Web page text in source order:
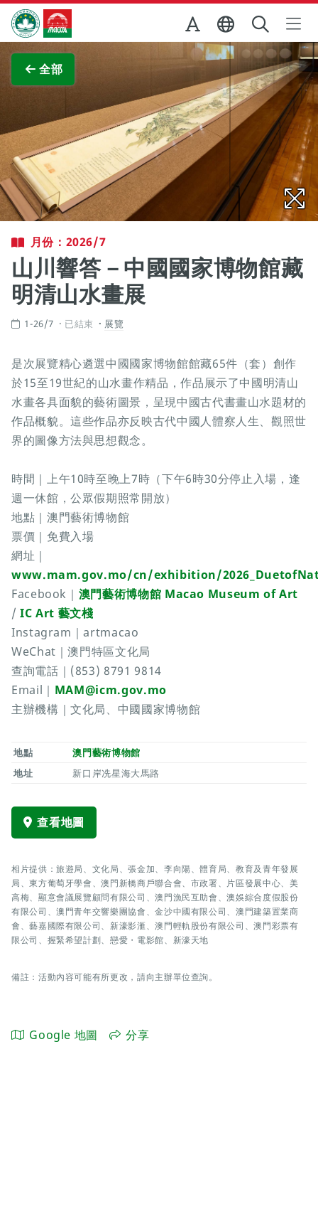
跳至主内容
澳門特別行政區政府旅遊局
全部
查看原圖
月份：2026/7
山川響答－中國國家博物館藏
明清山水畫展
1-26/7 已結束 展覽
是次展覽精心遴選中國國家博物館館藏65件（套）創作
於15至19世紀的山水畫作精品，作品展示了中國明清山
水畫各具面貌的藝術圖景，呈現中國古代書畫山水題材的
作品概貌。這些作品亦反映古代中國人體察人生、觀照世
界的圖像方法與思想觀念。
時間｜上午10時至晚上7時（下午6時30分停止入場，逢
週一休館，公眾假期照常開放）
地點｜澳門藝術博物館
票價｜免費入場
網址｜
www.mam.gov.mo/cn/exhibition/
Facebook｜ 澳門藝術博物館 Macao Museum of Art
/IC Art 藝文棧
Instagram｜artmacao
WeChat｜澳門特區文化局
查詢電話｜(853) 8791 9814
Email｜ MAM@icm.gov.mo
主辦機構｜文化局、中國國家博物館
地點
澳門藝術博物館
地址
新口岸冼星海大馬路
查看地圖
相片提供：旅遊局、文化局、張金加、李向陽、體育局、教育及青年發展
局、東方葡萄牙學會、澳門新橋商戶聯合會、市政署、片區發展中心、美
高梅、顯意會議展覽顧問有限公司、澳門漁民互助會、澳娛綜合度假股份
有限公司、澳門青年交響樂團協會、金沙中國有限公司、澳門建築置業商
會、藝嘉國際有限公司、新濠影滙、澳門輕軌股份有限公司、澳門彩票有
限公司、握緊希望計劃、戀愛・電影館、新濠天地
備註：活動內容可能有所更改，請向主辦單位查詢。
Google 地圖 分享